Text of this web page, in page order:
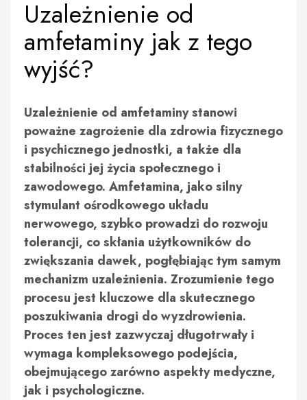
Uzależnienie od
amfetaminy jak z tego
wyjść?
Uzależnienie od amfetaminy stanowi
poważne zagrożenie dla zdrowia fizycznego
i psychicznego jednostki, a także dla
stabilności jej życia społecznego i
zawodowego. Amfetamina, jako silny
stymulant ośrodkowego układu
nerwowego, szybko prowadzi do rozwoju
tolerancji, co skłania użytkowników do
zwiększania dawek, pogłębiając tym samym
mechanizm uzależnienia. Zrozumienie tego
procesu jest kluczowe dla skutecznego
poszukiwania drogi do wyzdrowienia.
Proces ten jest zazwyczaj długotrwały i
wymaga kompleksowego podejścia,
obejmującego zarówno aspekty medyczne,
jak i psychologiczne.